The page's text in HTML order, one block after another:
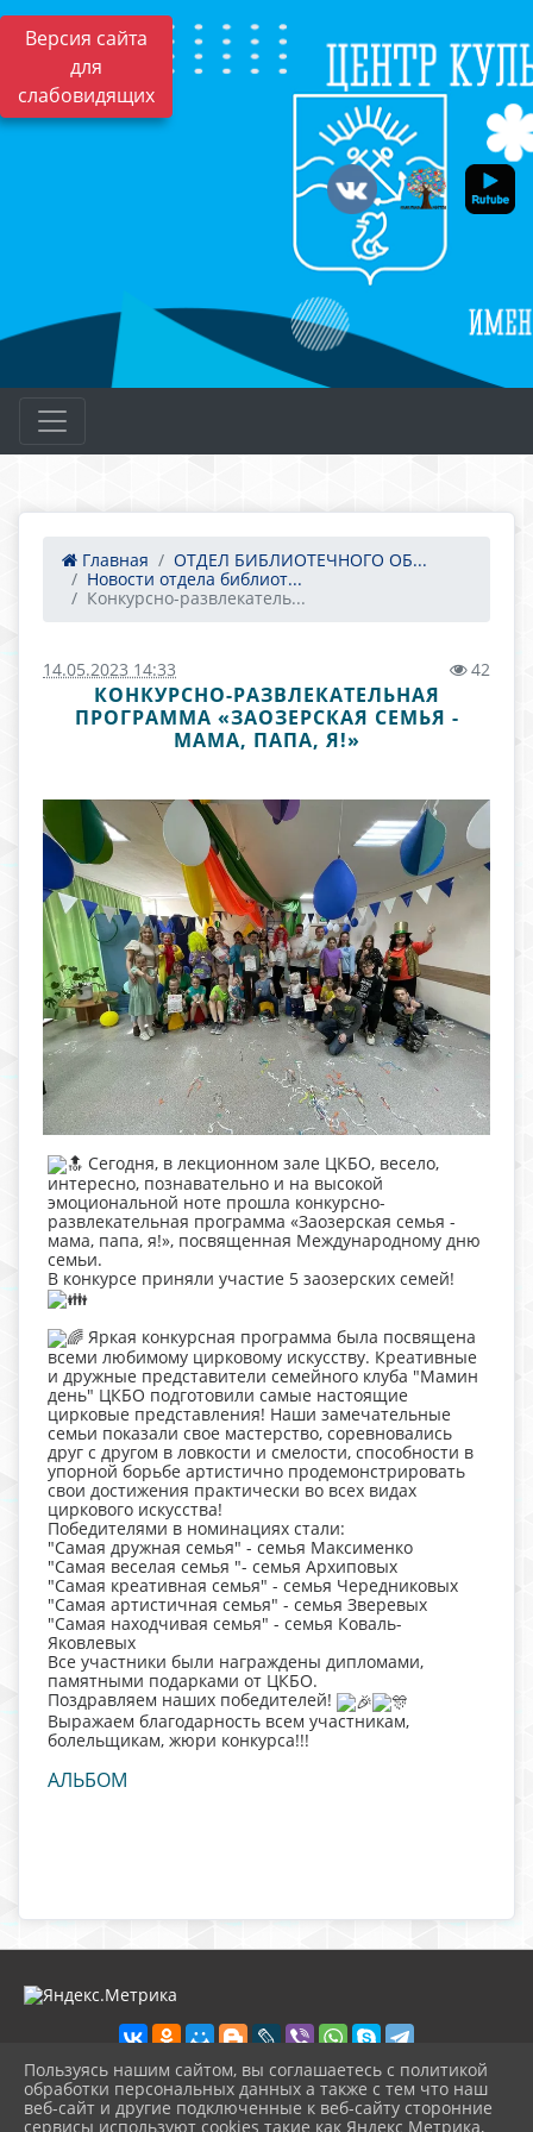
Версия сайта
для
слабовидящих
Главная
ОТДЕЛ БИБЛИОТЕЧНОГО ОБ...
Новости отдела библиот...
Конкурсно-развлекатель...
14.05.2023 14:33 42
КОНКУРСНО-РАЗВЛЕКАТЕЛЬНАЯ
ПРОГРАММА «ЗАОЗЕРСКАЯ СЕМЬЯ -
МАМА, ПАПА, Я!»
Сегодня, в лекционном зале ЦКБО, весело,
интересно, познавательно и на высокой
эмоциональной ноте прошла конкурсно-
развлекательная программа «Заозерская семья -
мама, папа, я!», посвященная Международному дню
семьи.
В конкурсе приняли участие 5 заозерских семей!
Яркая конкурсная программа была посвящена
всеми любимому цирковому искусству. Креативные
и дружные представители семейного клуба "Мамин
день" ЦКБО подготовили самые настоящие
цирковые представления! Наши замечательные
семьи показали свое мастерство, соревновались
друг с другом в ловкости и смелости, способности в
упорной борьбе артистично продемонстрировать
свои достижения практически во всех видах
циркового искусства!
Победителями в номинациях стали:
"Самая дружная семья" - семья Максименко
"Самая веселая семья "- семья Архиповых
"Самая креативная семья" - семья Чередниковых
"Самая артистичная семья" - семья Зверевых
"Самая находчивая семья" - семья Коваль-
Яковлевых
Все участники были награждены дипломами,
памятными подарками от ЦКБО.
Поздравляем наших победителей!
Выражаем благодарность всем участникам,
болельщикам, жюри конкурса!!!
АЛЬБОМ
2026 г. ckbozaozersk.ru
Пользуясь нашим сайтом, вы соглашаетесь с политикой
обработки персональных данных а также с тем что наш
веб-сайт и другие подключенные к веб-сайту сторонние
сервисы используют cookies такие как Яндекс Метрика,